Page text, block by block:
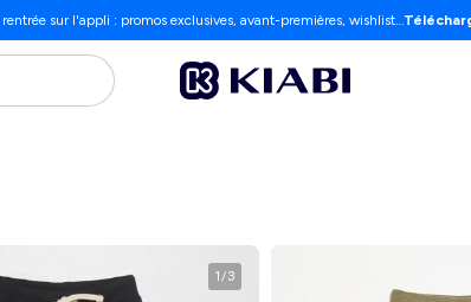
rentrée sur l'appli : promos exclusives, avant-premières, wishlist…
1/3